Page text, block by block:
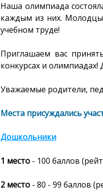
Наша олимпиада
каждым из них.
учебном труде!
Приглашаем вас
конкурсах и олимпиадах!
Уважаемые родители,
Места присуждались
Дошкольники
1 место - 100 баллов
2 место - 80 - 99 баллов